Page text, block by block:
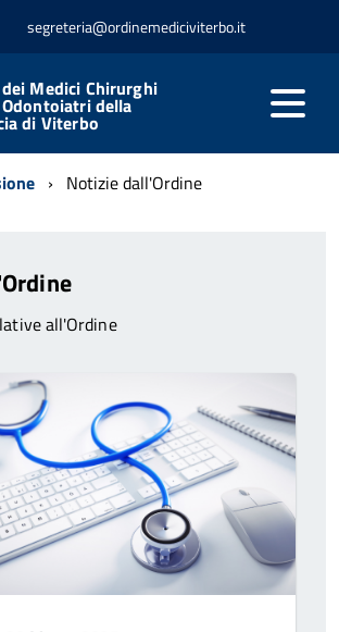
segreteria@ordinemediciviterbo.it
Medici Chirurghi
della
di Viterbo
Notizie dall'Ordine
all'Ordine